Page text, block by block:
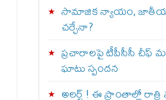
సామాజిక న్యాయం,
చర్చేనా?
ప్రచారాలపై టీపీసీసీ చీఫ్
ఘాటు స్పందన
అల‌ర్ట్ ! ఈ ప్రాంతాల్లో